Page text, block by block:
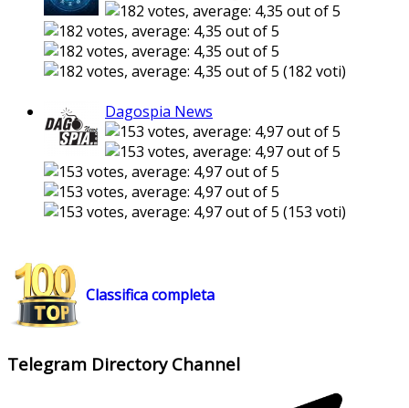
(182 voti)
Dagospia News
(153 voti)
Classifica completa
Telegram Directory Channel